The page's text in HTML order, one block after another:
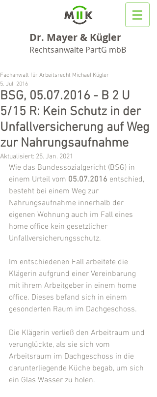
Dr. Mayer & Kügler
Rechtsanwälte PartG mbB
BSG, 05.07.2016 - B 2 U
5/15 R: Kein Schutz in der
Unfallversicherung auf Weg
zur Nahrungsaufnahme
Fachanwalt für Arbeitsrecht Michael Kügler
5. Juli 2016
Aktualisiert: 25. Jan. 2021
Wie das Bundessozialgericht (BSG) in
einem Urteil vom 05.07.2016 entschied,
besteht bei einem Weg zur
Nahrungsaufnahme innerhalb der
eigenen Wohnung auch im Fall eines
home office kein gesetzlicher
Unfallversicherungsschutz.
Im entschiedenen Fall arbeitete die
Klägerin aufgrund einer Vereinbarung
mit ihrem Arbeitgeber in einem home
office. Dieses befand sich in einem
gesonderten Raum im Dachgeschoss.
Die Klägerin verließ den Arbeitraum und
verunglückte, als sie sich vom
Arbeitsraum im Dachgeschoss in die
darunterliegende Küche begab, um sich
ein Glas Wasser zu holen.